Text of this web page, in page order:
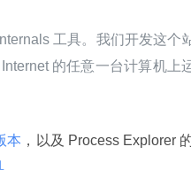
工具。我们开发这个
的任意一台计算机上
本 ，以及 Process Explorer
。